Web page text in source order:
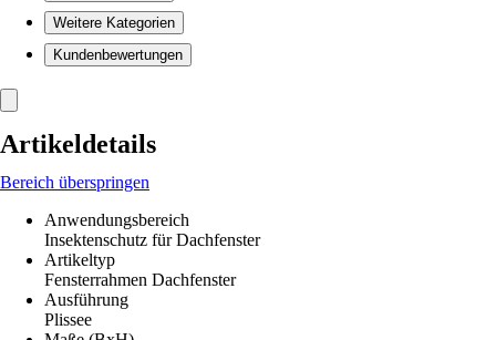
Weitere Kategorien
Kundenbewertungen
Artikeldetails
Bereich überspringen
Anwendungsbereich
Insektenschutz für Dachfenster
Artikeltyp
Fensterrahmen Dachfenster
Ausführung
Plissee